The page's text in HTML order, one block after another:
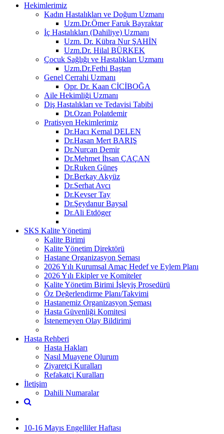
Hekimlerimiz
Kadın Hastalıkları ve Doğum Uzmanı
Uzm.Dr.Ömer Faruk Bayraktar
İç Hastalıkları (Dahiliye) Uzmanı
Uzm. Dr. Kübra Nur ŞAHİN
Uzm.Dr. Hilal BÜRKEK
Çocuk Sağlığı ve Hastalıkları Uzmanı
Uzm.Dr.Fethi Baştan
Genel Cerrahi Uzmanı
Opr. Dr. Kaan CİCİBOĞA
Aile Hekimliği Uzmanı
Diş Hastalıkları ve Tedavisi Tabibi
Dt.Ozan Polatdemir
Pratisyen Hekimlerimiz
Dr.Hacı Kemal DELEN
Dr.Hasan Mert BARIŞ
Dr.Nurcan Demir
Dr.Mehmet İhsan ÇAÇAN
Dr.Ruken Güneş
Dr.Berkay Akyüz
Dr.Serhat Avcı
Dr.Kevser Tay
Dr.Şeydanur Baysal
Dr.Ali Etdöger
SKS Kalite Yönetimi
Kalite Birimi
Kalite Yönetim Direktörü
Hastane Organizasyon Şeması
2026 Yılı Kurumsal Amaç Hedef ve Eylem Planı
2026 Yılı Ekipler ve Komiteler
Kalite Yönetim Birimi İşleyiş Prosedürü
Öz Değerlendirme Planı/Takvimi
Hastanemiz Organizasyon Şeması
Hasta Güvenliği Komitesi
İstenemeyen Olay Bildirimi
Hasta Rehberi
Hasta Hakları
Nasıl Muayene Olurum
Ziyaretçi Kuralları
Refakatçi Kuralları
İletişim
Dahili Numaralar
10-16 Mayıs Engelliler Haftası